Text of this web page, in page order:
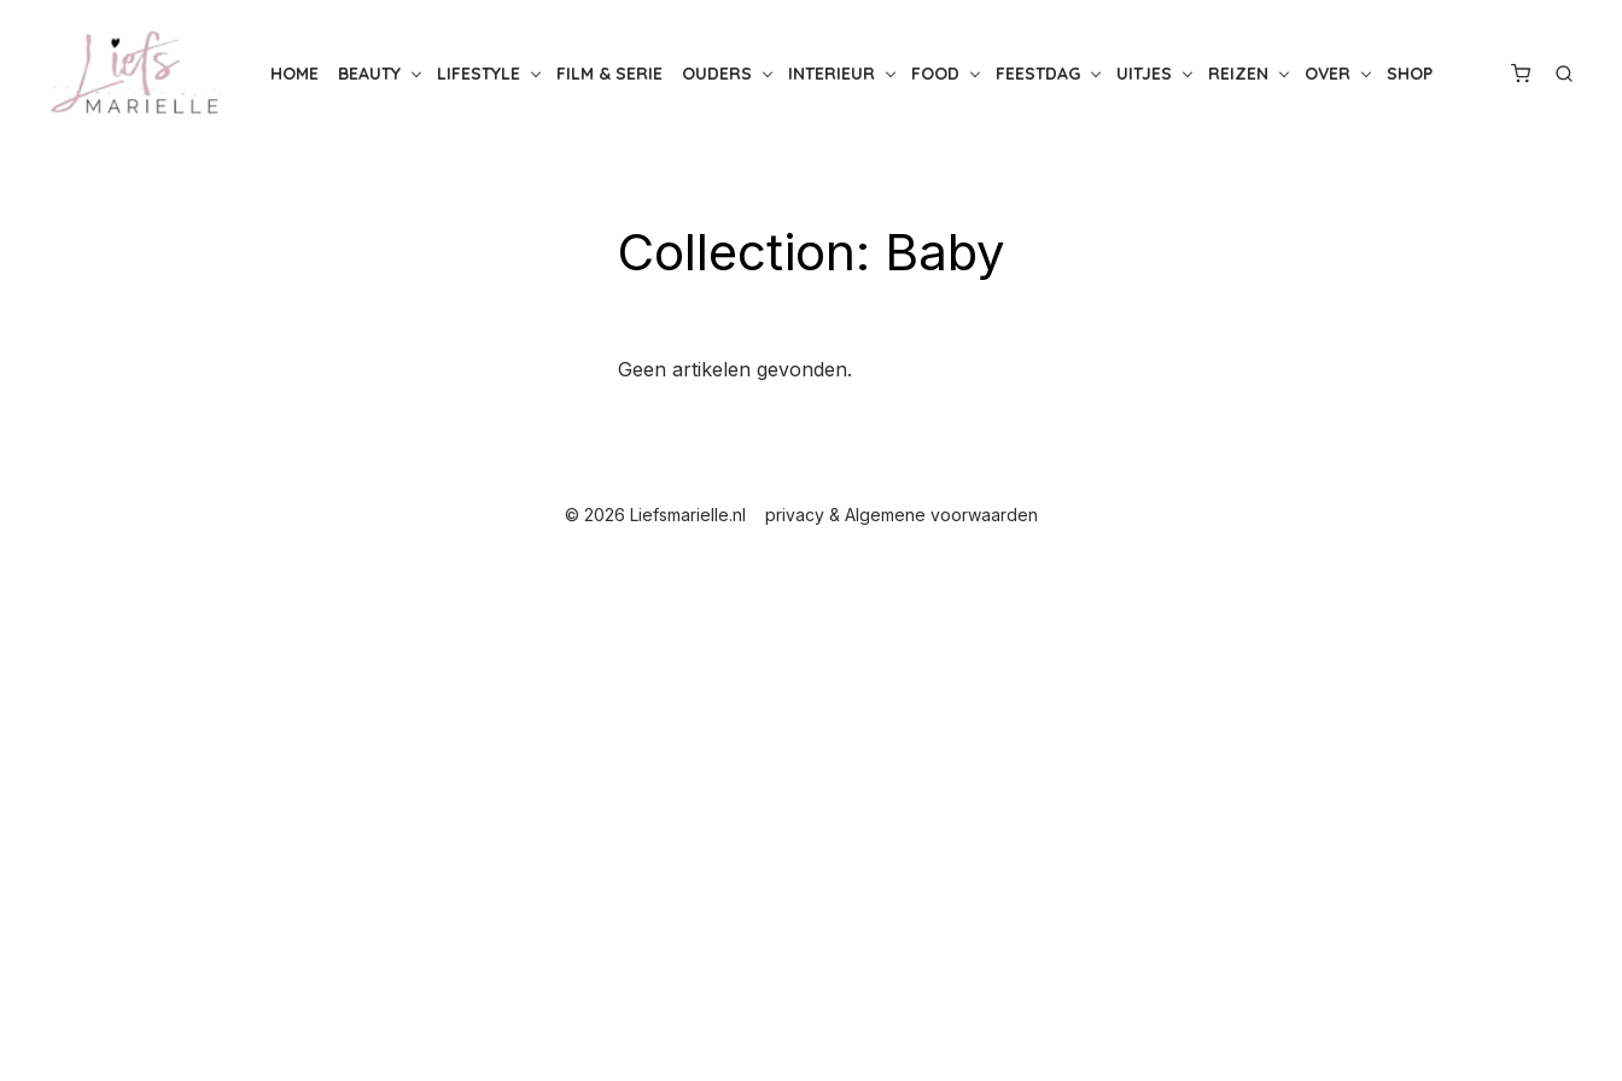
content
HOME BEAUTY LIFESTYLE FILM & SERIE OUDERS INTERIEUR FOOD FEESTDAG UITJES REIZEN OVER SHOP
Collection: Baby
Geen artikelen gevonden.
© 2026 Liefsmarielle.nl privacy & Algemene voorwaarden